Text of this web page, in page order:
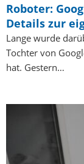
Roboter:
Details zur
Lange wurde
Tochter von
hat. Gestern…